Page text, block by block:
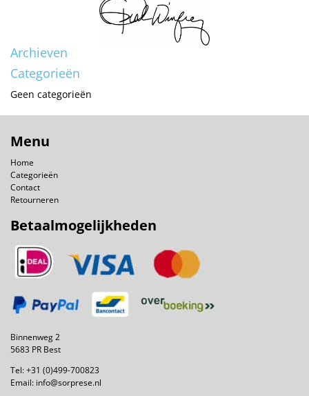
Archieven
Categorieën
Geen categorieën
Menu
Home
Categorieën
Contact
Retourneren
Betaalmogelijkheden
Binnenweg 2
5683 PR Best
Tel:+31 (0)499-700823
Email: info@sorprese.nl